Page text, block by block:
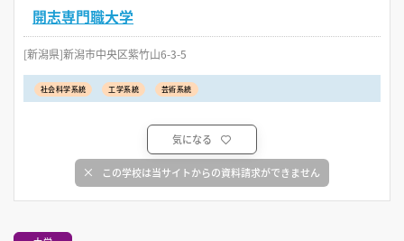
開志専門職大学
[新潟県]新潟市中央区紫竹山6-3-5
社会科学系統 工学系統 芸術系統
気になる
この学校は当サイトからの資料請求ができません